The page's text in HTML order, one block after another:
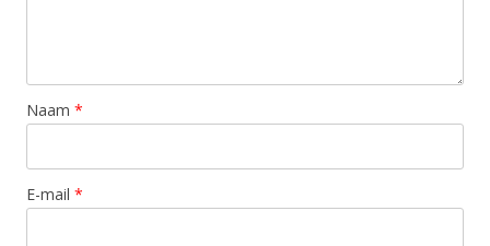
Naam *
E-mail *